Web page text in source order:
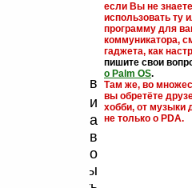
что
и
сайты
если Вы не
использовать ту
программу для
коммуникатора,
гаджета, как
пишите свои
о Palm OS.
Там же, во
вы обретёте
хобби, от музыки
не только о PDA.
сайте в
, как и
реклама
авторов
легального
Также мы